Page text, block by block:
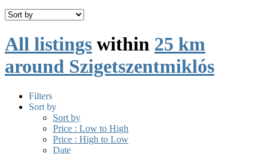
All listings within 25 km
around Szigetszentmiklós
Filters
Sort by
Sort by
Price : Low to High
Price : High to Low
Date